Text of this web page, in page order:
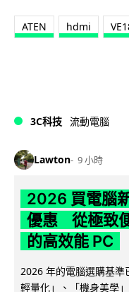
ATEN hdmi
3C科技 流動電腦
Lawton 9 小時
2026 買電腦
優惠 從極致
的高效能 PC
2026 年的電腦選購基
輕量化」、「機身美學